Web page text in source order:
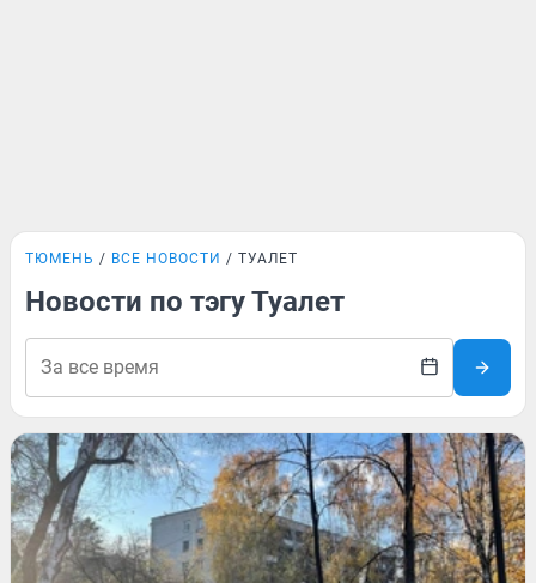
ТЮМЕНЬ ВСЕ НОВОСТИ ТУАЛЕТ
Новости по тэгу Туалет